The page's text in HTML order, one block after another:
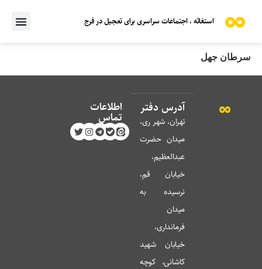
استغاثه ، اجتماعات سراسری برای تعجیل در فرج
سرطان جهل
آدرس دفتر
تهران، شهر ری،
میدان حضرت
عبدالعظیم،
خیابان قم،
نرسیده به
میدان
فرمانداری،
خیابان شهید
کاشانی، کوچه
اطلاعات
تماس